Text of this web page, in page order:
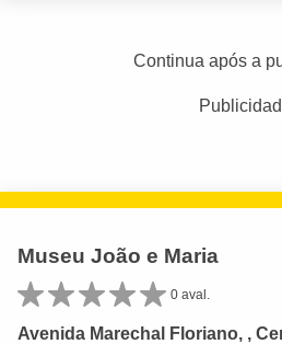
Continua após a
Museu João e Maria
0 aval.
Avenida Marechal Floriano, ,